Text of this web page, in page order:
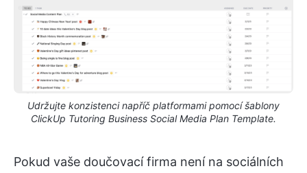
Udržujte konzistenci napříč platformami pomocí šablony
ClickUp Tutoring Business Social Media Plan Template.
Pokud vaše doučovací firma není na sociálních